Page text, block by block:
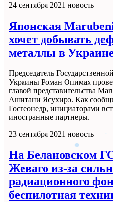
24 сентября 2021 новость
Японская
хочет добывать
металлы в Украине
Председатель
Украины Роман Опимах
главой представительства
Ашитани Ясухиро. Как
Госгеонедр, инициаторами
иностранные партнеры.
23 сентября 2021 новость
На Белановском
Жеваго из-за
радиационного
беспилотная